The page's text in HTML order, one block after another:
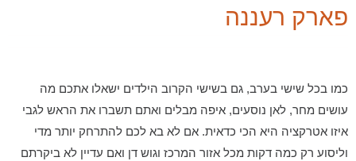
פארק רעננה
כמו בכל שישי בערב, גם בשישי הקרוב הילדים ישאלו אתכם מה
עושים מחר, לאן נוסעים, איפה מבלים ואתם תשברו את הראש לגבי
איזו אטרקציה היא הכי כדאית. אם לא בא לכם להתרחק יותר מדי
וליסוע רק כמה דקות מכל אזור המרכז וגוש דן ואם עדיין לא ביקרתם